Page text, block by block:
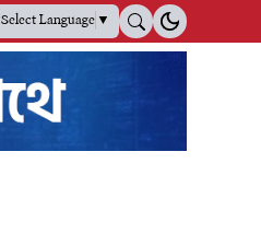
Select Language▼